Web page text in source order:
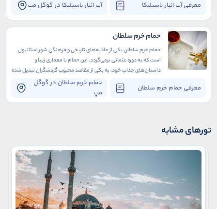
معرفی آب انبار باسیلیکا آب انبار باسیلیکا در گوگل مپ
حمام خرم سلطان
معرفی حمام خرم سلطان
حمام خرم سلطان در گوگل
مپ
حمام خرم سلطان یکی از جاذبه‌های تاریخی و فرهنگی شهر استانبول
است که به دوره عثمانی برمی‌گردد. این حمام با معماری زیبا و
داستان‌های جذاب خود، به یکی از مقاصد محبوب گردشگران تبدیل شده
تورهای مشابه